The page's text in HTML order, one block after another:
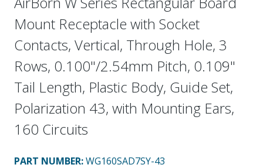
Mount Receptacle with Socket
Contacts, Vertical, Through Hole, 3
Rows, 0.100"/2.54mm Pitch, 0.109"
Tail Length, Plastic Body, Guide Set,
Polarization 43, with Mounting Ears,
160 Circuits
PART NUMBER:WG160SAD7SY-43